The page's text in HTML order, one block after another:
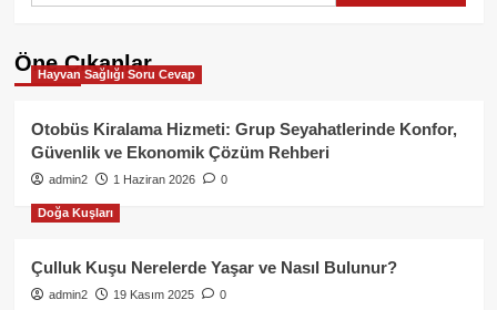
Öne Çıkanlar
Hayvan Sağlığı Soru Cevap
Otobüs Kiralama Hizmeti: Grup Seyahatlerinde Konfor,
Güvenlik ve Ekonomik Çözüm Rehberi
admin2 1 Haziran 2026 0
Doğa Kuşları
Çulluk Kuşu Nerelerde Yaşar ve Nasıl Bulunur?
admin2 19 Kasım 2025 0